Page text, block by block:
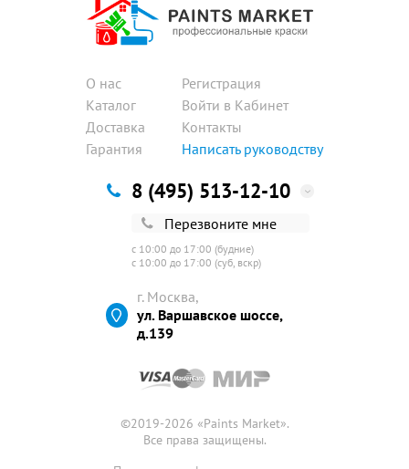
О нас
Каталог
Доставка
Гарантия
Регистрация
Войти в Кабинет
Контакты
Написать руководству
8 (495) 513-12-10
Перезвоните мне
с 10:00 до 17:00 (будние)
с 10:00 до 17:00 (суб, вскр)
г. Москва,
ул. Варшавское шоссе,
д.139
©2019-2026 «Paints Market».
Все права защищены.